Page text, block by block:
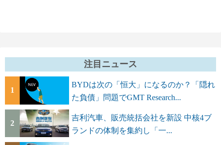
注目ニュース
1
BYDは次の「恒大」になるのか？「隠れ
た負債」問題でGMT Research...
2
吉利汽車、販売統括会社を新設 中核4ブ
ランドの体制を集約し「一...